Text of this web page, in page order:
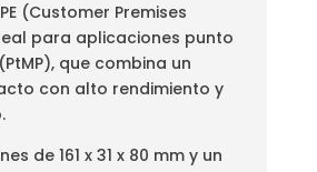
(Customer Premises
para aplicaciones punto
que combina un
con alto rendimiento y
de 161 x 31 x 80 mm y un